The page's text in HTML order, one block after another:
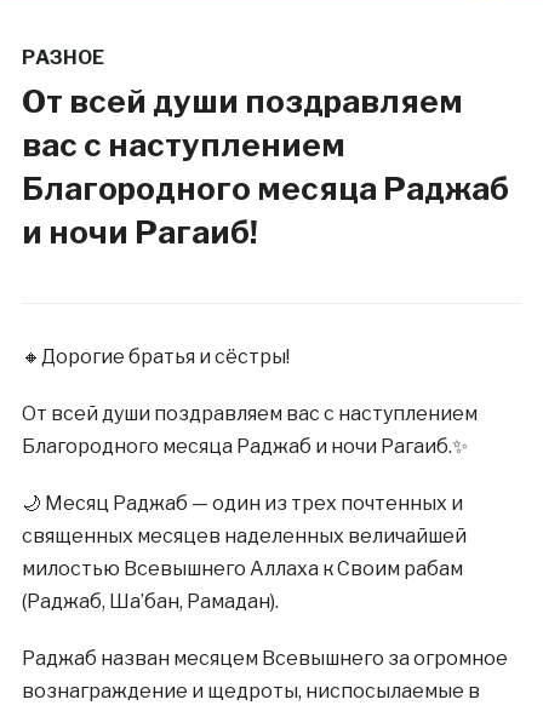
РАЗНОЕ
От всей души поздравляем
вас с наступлением
Благородного месяца Раджаб
и ночи Рагаиб!
🔸Дорогие братья и сёстры!
От всей души поздравляем вас с наступлением
Благородного месяца Раджаб и ночи Рагаиб.✨
🌙 Месяц Раджаб — один из трех почтенных и
священных месяцев наделенных величайшей
милостью Всевышнего Аллаха к Своим рабам
(Раджаб, Ша’бан, Рамадан).
Раджаб назван месяцем Всевышнего за огромное
вознаграждение и щедроты, ниспосылаемые в